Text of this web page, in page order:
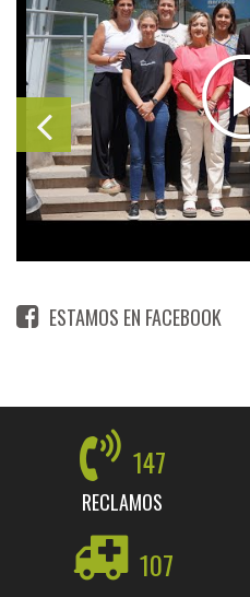
ESTAMOS EN FACEBOOK
147
RECLAMOS
107